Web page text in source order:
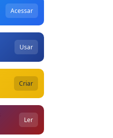
Acessar
Usar
Criar
Ler